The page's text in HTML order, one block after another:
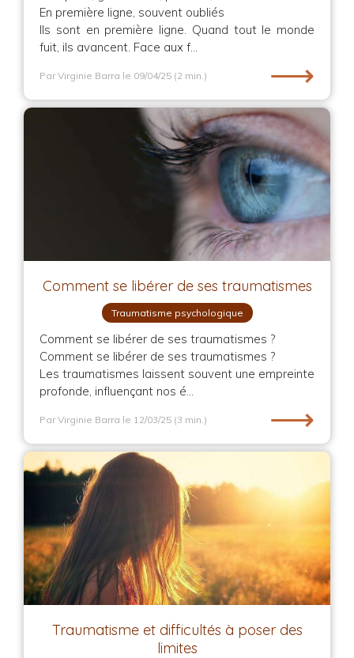
En première ligne, souvent oubliés
Ils sont en première ligne. Quand tout le monde
fuit, ils avancent. Face aux f...
Par Virginie Barra le 09/04/25 (2 min.) ⟶
Comment se libérer de ses traumatismes
Traumatisme psychologique
Comment se libérer de ses traumatismes ?
Comment se libérer de ses traumatismes ?
Les traumatismes laissent souvent une empreinte
profonde, influençant nos é...
Par Virginie Barra le 12/03/25 (3 min.) ⟶
Traumatisme et difficultés à poser des
limites